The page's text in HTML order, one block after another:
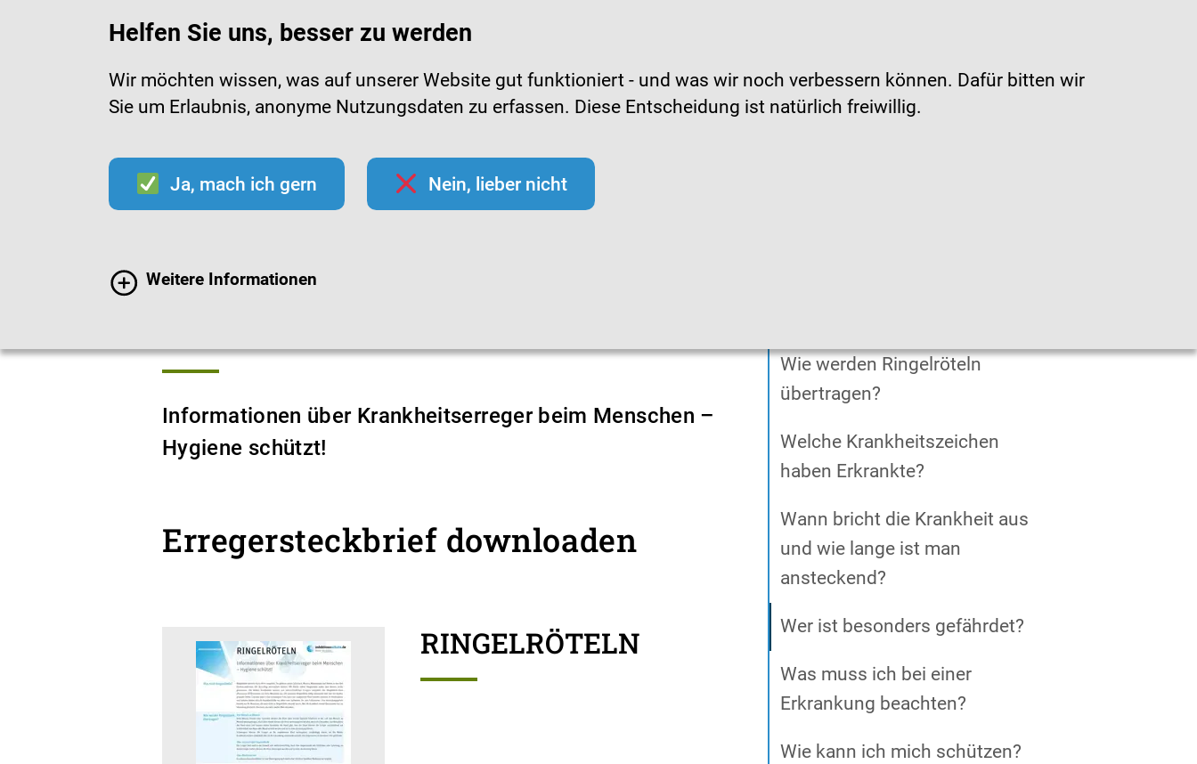
Helfen Sie uns, besser zu werden
Wir möchten wissen, was auf unserer Website gut funktioniert - und was wir noch verbessern können. Dafür bitten wir
Sie um Erlaubnis, anonyme Nutzungsdaten zu erfassen. Diese Entscheidung ist natürlich freiwillig.
Ja, mach ich gern Nein, lieber nicht
Weitere Informationen
Infektionen Erregersteckbriefe Ringelröteln
Informationen über Krankheitserreger beim Menschen –
Hygiene schützt!
Erregersteckbrief downloaden
RINGELRÖTELN
Wie werden Ringelröteln
übertragen?
Welche Krankheitszeichen
haben Erkrankte?
Wann bricht die Krankheit aus
und wie lange ist man
ansteckend?
Wer ist besonders gefährdet?
Was muss ich bei einer
Erkrankung beachten?
Wie kann ich mich schützen?